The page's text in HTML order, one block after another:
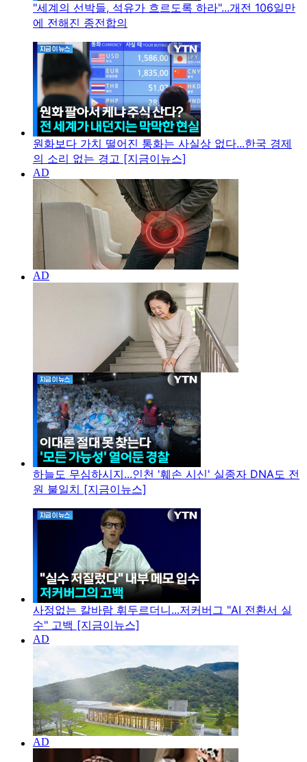
"세계의 선박들, 석유가 흐르도록 하라"...개전 106일만
에 전해진 종전합의
원화보다 가치 떨어진 통화는 사실상 없다...한국 경제
의 소리 없는 경고 [지금이뉴스]
하늘도 무심하시지...인천 '훼손 시신' 실종자 DNA도 전
원 불일치 [지금이뉴스]
사정없는 칼바람 휘두르더니...저커버그 "AI 전환서 실
수" 고백 [지금이뉴스]